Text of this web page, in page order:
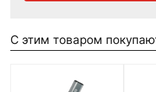
С этим товаром